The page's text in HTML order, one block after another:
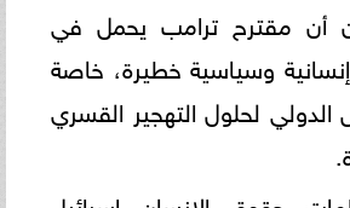
أن مقترح ترامب يحمل في
وسياسية خطيرة، خاصة
الدولي لحلول التهجير القسري